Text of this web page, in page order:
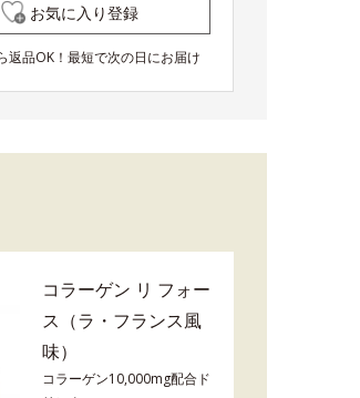
お気に入り登録
返品OK！最短で次の日にお届け
コラーゲン リ フォー
ス（ラ・フランス風
味）
コラーゲン10,000mg配合ド